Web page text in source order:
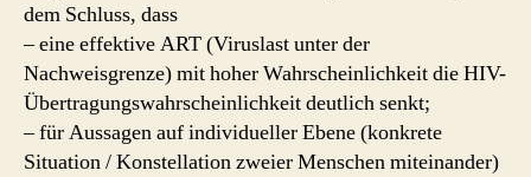
dem Schluss, dass
– eine effektive ART (Viruslast unter der
Nachweisgrenze) mit hoher Wahrscheinlichkeit die HIV-
Übertragungswahrscheinlichkeit deutlich senkt;
– für Aussagen auf individueller Ebene (konkrete
Situation / Konstellation zweier Menschen miteinander)